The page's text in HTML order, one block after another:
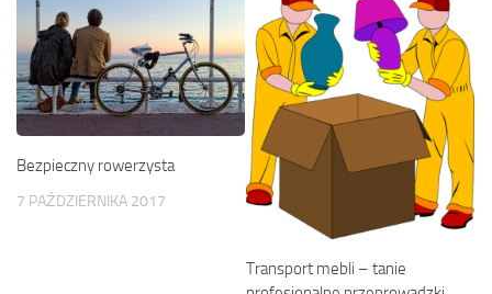
Bezpieczny rowerzysta
7 PAŹDZIERNIKA 2017
Transport mebli – tanie